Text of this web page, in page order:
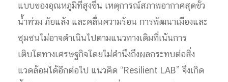
แบบของอุณหภูมิที่สูงขึ้น เหตุการณ์สภาพอากาศสุดขั้ว
น้ำท่วม ภัยแล้ง และคลื่นความร้อน การพัฒนาเมืองและ
ชุมชนไม่อาจดำเนินไปตามแนวทางเดิมที่เน้นการ
เติบโตทางเศรษฐกิจโดยไม่คำนึงถึงผลกระทบต่อสิ่ง
แวดล้อมได้อีกต่อไป แนวคิด “Resilient LAB” จึงเกิด